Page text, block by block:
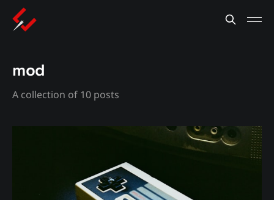
mod
A collection of 10 posts